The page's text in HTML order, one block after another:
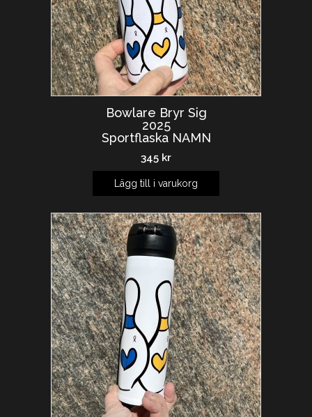
Bowlare Bryr Sig
2025
Sportflaska NAMN
345 kr
Lägg till i varukorg